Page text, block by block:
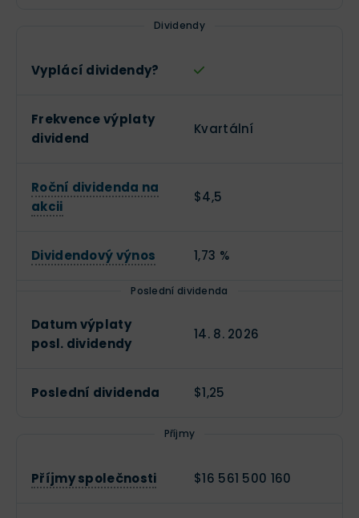
Dividendy
Vyplácí dividendy?
Frekvence výplaty
dividend
Kvartální
Roční dividenda na
akcii
$4,5
Dividendový výnos 1,73 %
Poslední dividenda
Datum výplaty
posl. dividendy
14. 8. 2026
Poslední dividenda $1,25
Příjmy
Příjmy společnosti $16 561 500 160